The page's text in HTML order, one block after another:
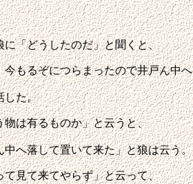
「どうしたのだ」と聞くと、
もるぞにつらまったので井戸ん中へ
した。
は有るものか」と云うと、
へ落して置いて来た」と狼は云う。
見て来てやらず」と云って、